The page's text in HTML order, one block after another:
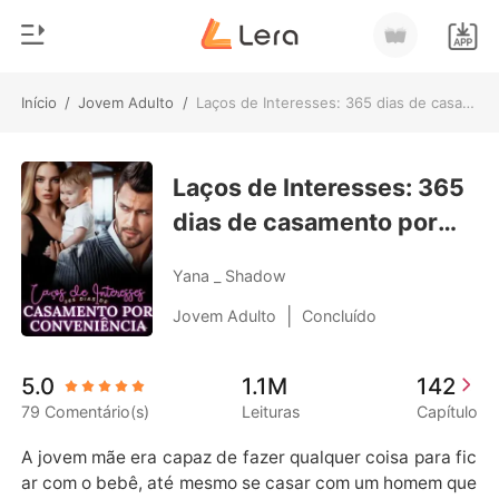
Início / Jovem Adulto / Laços de Interesses: 365 dias de casamento por conveniência.
0
Loja
Histórico
Sair
Baixar App
Gênero
Moderno
Lobisomem
Contos
Bilionários
Laços de Interesses: 365
dias de casamento por
Yana _ Shadow
Jovem Adulto Concluído
5.0
79 Comentário(s)
1.1M
Leituras
142
Capítulo
A jovem mãe era capaz de fazer qualquer coisa para fic
ar com o bebê, até mesmo se casar com um homem que